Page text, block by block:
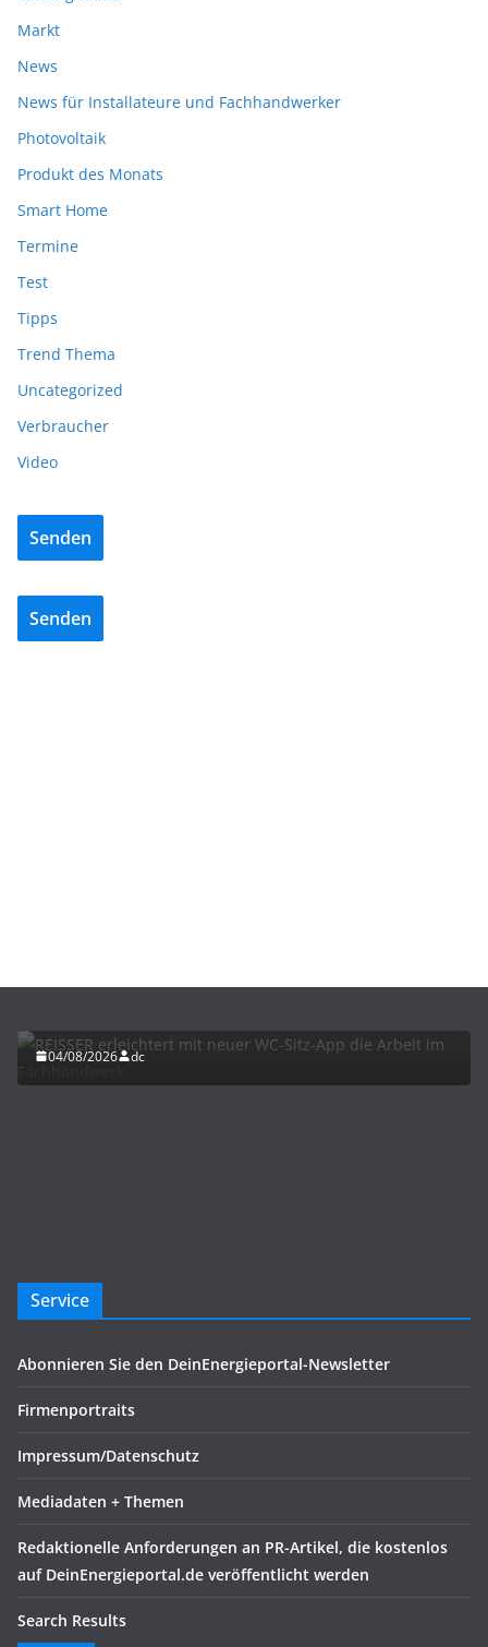
Markt
News
News für Installateure und Fachhandwerker
Photovoltaik
Produkt des Monats
Smart Home
Termine
Test
Tipps
Trend Thema
Uncategorized
Verbraucher
Video
Senden
Senden
04/08/2026 dc
Service
Abonnieren Sie den DeinEnergieportal-Newsletter
Firmenportraits
Impressum/Datenschutz
Mediadaten + Themen
Redaktionelle Anforderungen an PR-Artikel, die kostenlos
auf DeinEnergieportal.de veröffentlicht werden
Search Results